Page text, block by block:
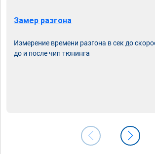
Замер разгона
Измерение времени разгона в сек до
до и после чип тюнинга